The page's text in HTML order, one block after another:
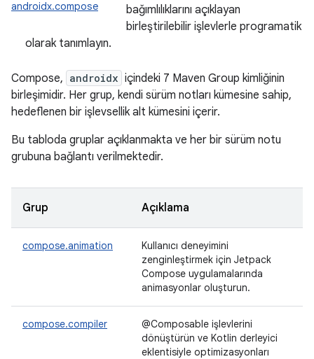
androidx.compose
bağımlılıklarını açıklayan
birleştirilebilir işlevlerle programatik
olarak tanımlayın.
Compose, androidx içindeki 7 Maven Group kimliğinin
birleşimidir. Her grup, kendi sürüm notları kümesine sahip,
hedeflenen bir işlevsellik alt kümesini içerir.
Bu tabloda gruplar açıklanmakta ve her bir sürüm notu
grubuna bağlantı verilmektedir.
Grup Açıklama
compose.animation
Kullanıcı deneyimini
zenginleştirmek için Jetpack
Compose uygulamalarında
animasyonlar oluşturun.
compose.compiler
@Composable işlevlerini
dönüştürün ve Kotlin derleyici
eklentisiyle optimizasyonları